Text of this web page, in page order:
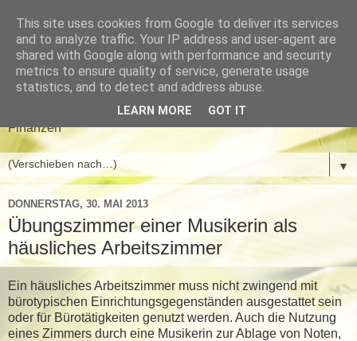
Meyer & Gwinner
Steuerberater
Aktuelle News aus den Bereichen Steuern, Wirtschaft und
Finanzen
▼
DONNERSTAG, 30. MAI 2013
Übungszimmer einer Musikerin als
häusliches Arbeitszimmer
Ein häusliches Arbeitszimmer muss nicht zwingend mit
bürotypischen Einrichtungsgegenständen ausgestattet sein
oder für Bürotätigkeiten genutzt werden. Auch die Nutzung
eines Zimmers durch eine Musikerin zur Ablage von Noten,
This site uses cookies from Google to deliver its services
and to analyze traffic. Your IP address and user-agent are
shared with Google along with performance and security
metrics to ensure quality of service, generate usage
statistics, and to detect and address abuse.
LEARN MORE GOT IT